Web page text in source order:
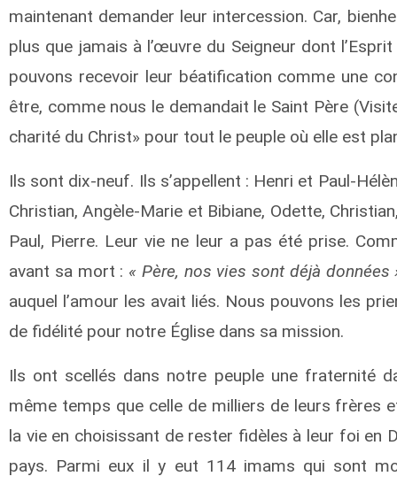
maintenant demander leur intercession. Car,
plus que jamais à l’œuvre du Seigneur dont
pouvons recevoir leur béatification comme une
être, comme nous le demandait le Saint Père
charité du Christ» pour tout le peuple où elle est
Ils sont dix-neuf. Ils s’appellent : Henri et Paul-
Christian, Angèle-Marie et Bibiane, Odette,
Paul, Pierre. Leur vie ne leur a pas été prise.
avant sa mort : « Père, nos vies sont déjà données
auquel l’amour les avait liés. Nous pouvons les
de fidélité pour notre Église dans sa mission.
Ils ont scellés dans notre peuple une fraternité
même temps que celle de milliers de leurs frères
la vie en choisissant de rester fidèles à leur foi en
pays. Parmi eux il y eut 114 imams qui sont